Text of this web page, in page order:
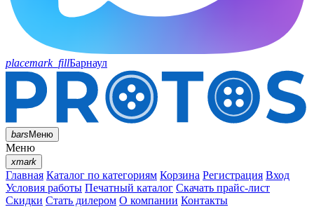
placemark_fillБарнаул
barsМеню
Меню
xmark
Главная Каталог по категориям Корзина Регистрация Вход
Условия работы Печатный каталог Скачать прайс-лист
Скидки Стать дилером О компании Контакты